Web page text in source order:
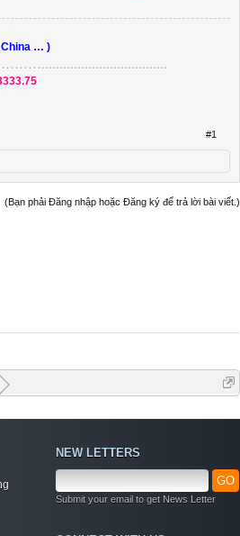
China … )
#1
(Bạn phải Đăng nhập hoặc Đăng ký để trả lời bài viết.)
NEW LETTERS
GO
Submit your email to get News Letter